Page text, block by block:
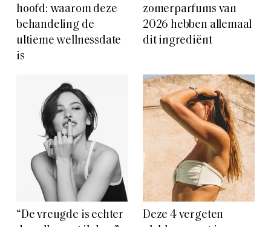
hoofd: waarom deze
behandeling de
ultieme wellnessdate
is
zomerparfums van
2026 hebben allemaal
dit ingrediënt
“De vreugde is echter
Deze 4 vergeten